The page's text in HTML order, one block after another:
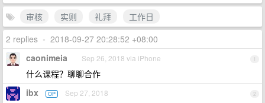
审核
实则 礼拜
工作日
2 replies • 2018-09-27 20:28:52 +08:00
1
caonimeia Sep 26, 2018 via iPhone
什么课程？聊聊合作
2
ibx OP Sep 27, 2018